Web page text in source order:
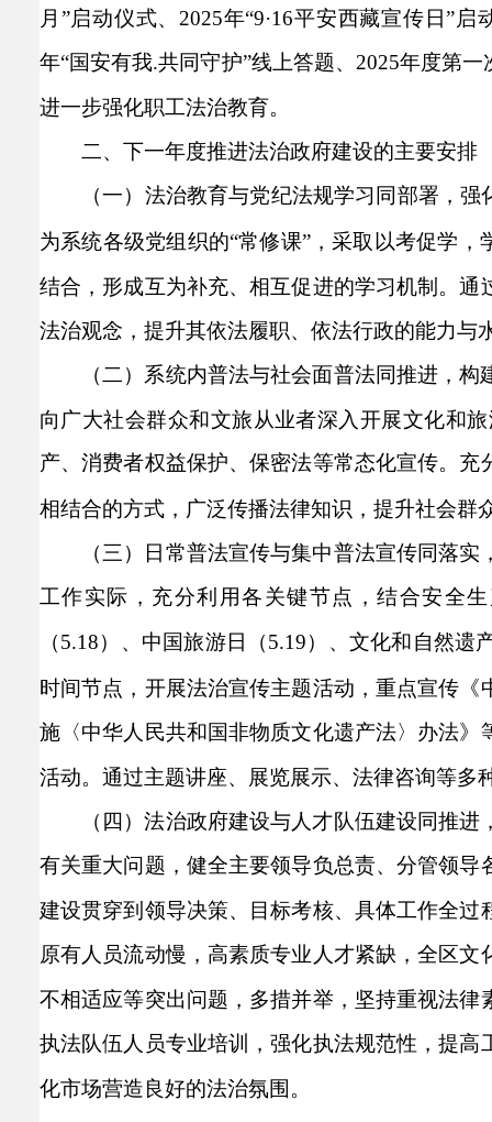
月”启动仪式、2025年“9·16平安西藏宣传日”
年“国安有我.共同守护”线上答题、2025年度第
进一步强化职工法治教育。
二、下一年度推进法治政府建设的主要安排
（一）法治教育与党纪法规学习同部署，
为系统各级党组织的“常修课”，采取以考促学
结合，形成互为补充、相互促进的学习机制。
法治观念，提升其依法履职、依法行政的能力与
（二）系统内普法与社会面普法同推进，
向广大社会群众和文旅从业者深入开展文化和
产、消费者权益保护、保密法等常态化宣传。充
相结合的方式，广泛传播法律知识，提升社会
（三）日常普法宣传与集中普法宣传同落
工作实际，充分利用各关键节点，结合安全
（5.18）、中国旅游日（5.19）、文化和自然
时间节点，开展法治宣传主题活动，重点宣传
施 〈中华人民共和国非物质文化遗产法〉 办法》
活动。通过主题讲座、展览展示、法律咨询等
（四）法治政府建设与人才队伍建设同推
有关重大问题，健全主要领导负总责、分管领
建设贯穿到领导决策、目标考核、具体工作全
原有人员流动慢，高素质专业人才紧缺，全区
不相适应等突出问题，多措并举，坚持重视法
执法队伍人员专业培训，强化执法规范性，提
化市场营造良好的法治氛围。